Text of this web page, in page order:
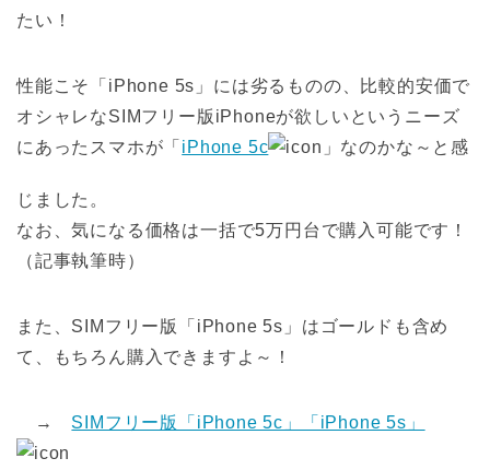
たい！
性能こそ「iPhone 5s」には劣るものの、比較的安価で
オシャレなSIMフリー版iPhoneが欲しいというニーズ
にあったスマホが「 iPhone 5c 」なのかな～と感
じました。
なお、気になる価格は一括で5万円台で購入可能です！
（記事執筆時）
また、SIMフリー版「iPhone 5s」はゴールドも含め
て、もちろん購入できますよ～！
→ SIMフリー版「iPhone 5c」「iPhone 5s」